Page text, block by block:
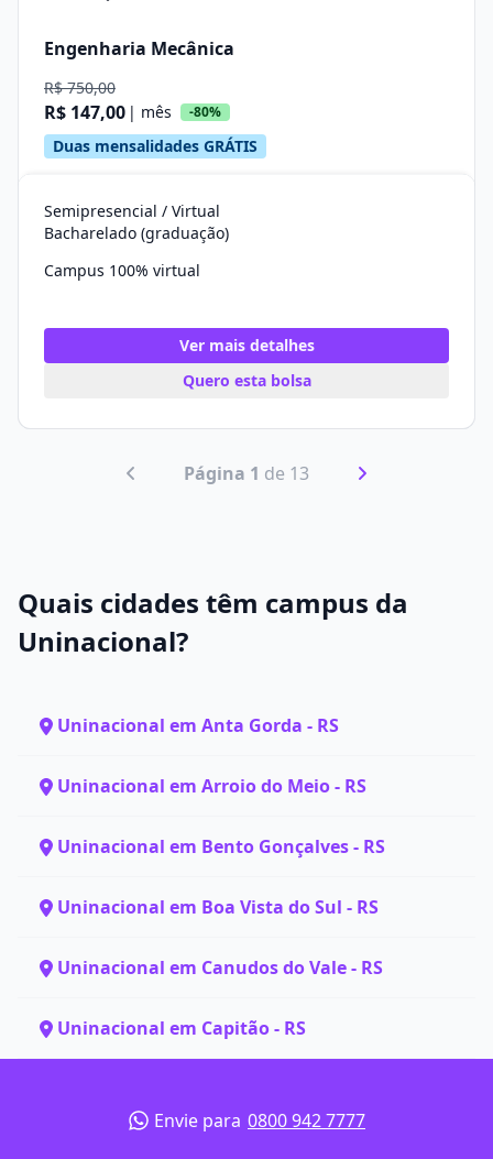
Engenharia Mecânica
R$ 750,00
R$ 147,00 | mês -80%
Duas mensalidades GRÁTIS
Semipresencial / Virtual
Bacharelado (graduação)
Campus 100% virtual
Ver mais detalhes
Quero esta bolsa
Página 1 de 13
Quais cidades têm campus da
Uninacional?
Uninacional em Anta Gorda - RS
Uninacional em Arroio do Meio - RS
Uninacional em Bento Gonçalves - RS
Uninacional em Boa Vista do Sul - RS
Uninacional em Canudos do Vale - RS
Uninacional em Capitão - RS
Envie para 0800 942 7777